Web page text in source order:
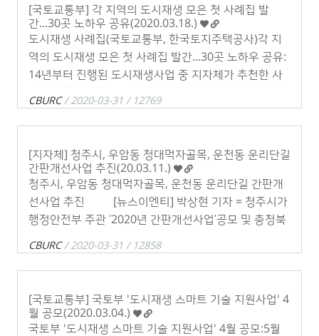
[국토교통부] 각 지역의 도시재생 모은 첫 사례집 발
간...30곳 노하우 공유(2020.03.18.)
도시재생 사례집(국토교통부, 한국토지주택공사)​​각 지
역의 도시재생 모은 첫 사례집 발간...30곳 노하우 공유:
14년부터 진행된 도시재생사업 중 지자체가 추천한 사
CBURC/ 2020-03-31 / 12769
[지자체] 청주시, 우암동 청대먹자골목, 운천동 운리단길
간판개선사업 추진(20.03.11.)
​​​청주시, 우암동 청대먹자골목, 운천동 운리단길 간판개
선사업 추진 ​[뉴스이엔티] 박상현 기자 = 청주시가
행정안전부 주관 ‘2020년 간판개선사업’공모 및 충청북
CBURC/ 2020-03-31 / 12858
[국토교통부] 국토부 '도시재생 스마트 기술 지원사업' 4
월 공모(2020.03.04.)
국토부 '도시재생 스마트 기술 지원사업' 4월 공모:5월